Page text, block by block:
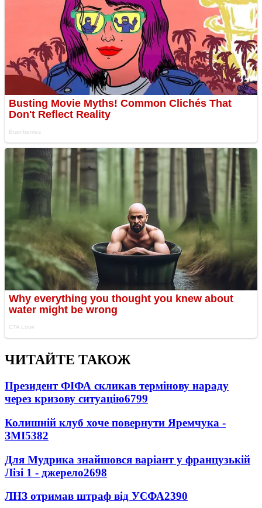
ЧИТАЙТЕ ТАКОЖ
Президент ФІФА скликав термінову нараду
через кризову ситуацію6799
Колишній клуб хоче повернути Яремчука -
ЗМІ5382
Для Мудрика знайшовся варіант у французькій
Лізі 1 - джерело2698
ЛНЗ отримав штраф від УЄФА2390